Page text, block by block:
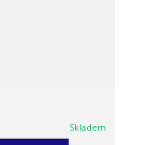
Skladem